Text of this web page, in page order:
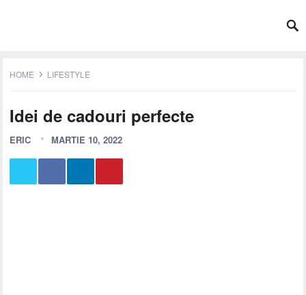
HOME LIFESTYLE
Idei de cadouri perfecte
ERIC MARTIE 10, 2022